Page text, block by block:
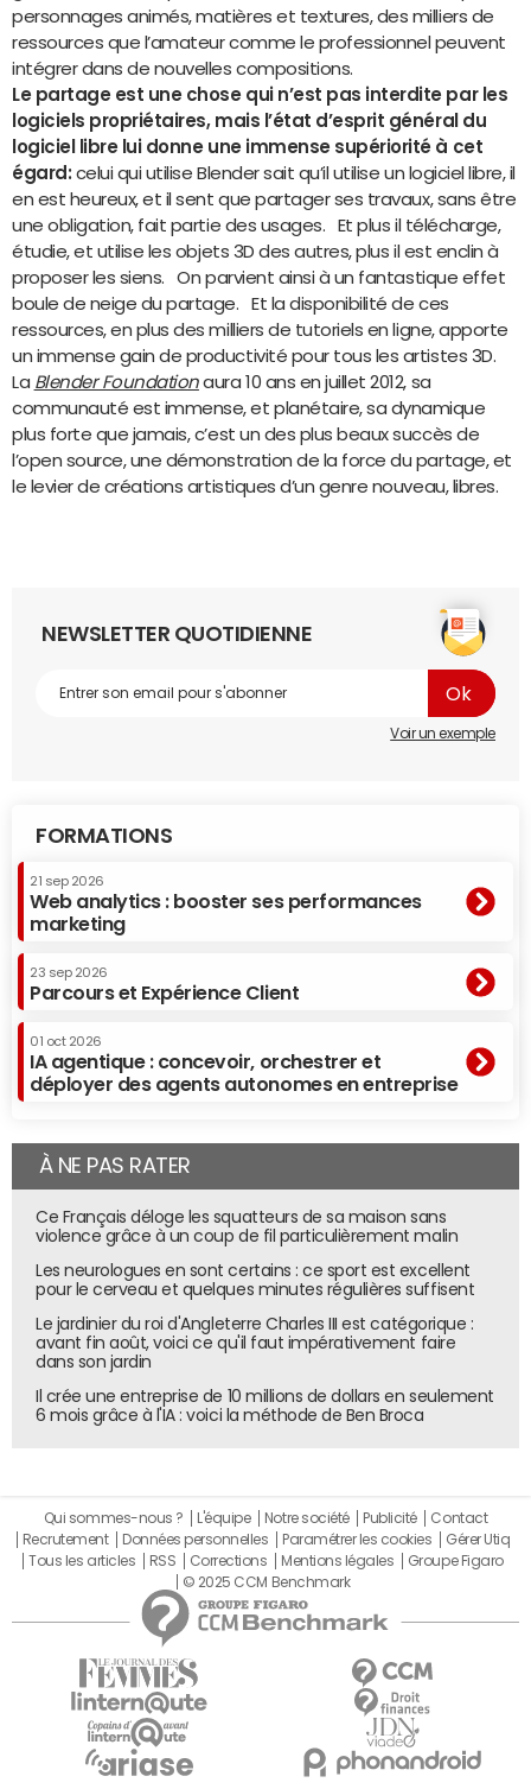
personnages animés, matières et textures, des milliers de
ressources que l’amateur comme le professionnel peuvent
intégrer dans de nouvelles compositions.
Le partage est une chose qui n’est pas interdite par les
logiciels propriétaires, mais l’état d’esprit général du
logiciel libre lui donne une immense supériorité à cet
égard: celui qui utilise Blender sait qu’il utilise un logiciel libre, il
en est heureux, et il sent que partager ses travaux, sans être
une obligation, fait partie des usages. Et plus il télécharge,
étudie, et utilise les objets 3D des autres, plus il est enclin à
proposer les siens. On parvient ainsi à un fantastique effet
boule de neige du partage. Et la disponibilité de ces
ressources, en plus des milliers de tutoriels en ligne, apporte
un immense gain de productivité pour tous les artistes 3D.
La Blender Foundationaura 10 ans en juillet 2012, sa
communauté est immense, et planétaire, sa dynamique
plus forte que jamais, c’est un des plus beaux succès de
l’open source, une démonstration de la force du partage, et
le levier de créations artistiques d’un genre nouveau, libres.
NEWSLETTER QUOTIDIENNE
Voir un exemple
FORMATIONS
21 sep 2026
Web analytics : booster ses performances
marketing
23 sep 2026
Parcours et Expérience Client
01 oct 2026
IA agentique : concevoir, orchestrer et
déployer des agents autonomes en entreprise
À NE PAS RATER
Ce Français déloge les squatteurs de sa maison sans
violence grâce à un coup de fil particulièrement malin
Les neurologues en sont certains : ce sport est excellent
pour le cerveau et quelques minutes régulières suffisent
Le jardinier du roi d'Angleterre Charles III est catégorique :
avant fin août, voici ce qu'il faut impérativement faire
dans son jardin
Il crée une entreprise de 10 millions de dollars en seulement
6 mois grâce à l'IA : voici la méthode de Ben Broca
Qui sommes-nous ? L'équipe Notre société Publicité
Contact
Recrutement
Données personnelles Paramétrer les cookies
Gérer Utiq
Tous les articles
RSS Corrections Mentions légales
Groupe Figaro
© 2025 CCM Benchmark